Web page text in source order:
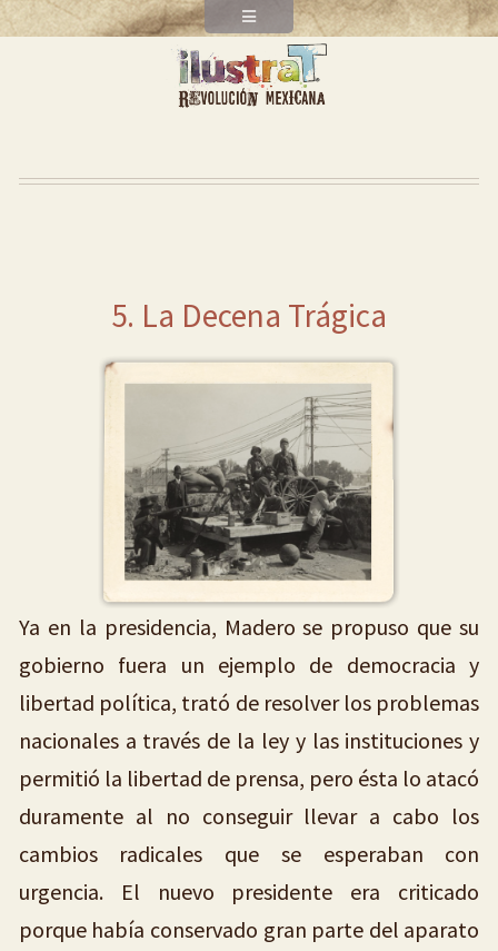
5. La Decena Trágica
Ya en la presidencia, Madero se propuso que su
gobierno fuera un ejemplo de democracia y
libertad política, trató de resolver los problemas
nacionales a través de la ley y las instituciones y
permitió la libertad de prensa, pero ésta lo atacó
duramente al no conseguir llevar a cabo los
cambios radicales que se esperaban con
urgencia. El nuevo presidente era criticado
porque había conservado gran parte del aparato